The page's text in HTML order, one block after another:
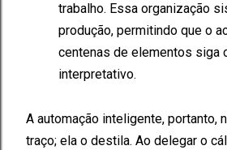
trabalho. Essa organização
produção, permitindo que o
centenas de elementos siga
interpretativo.
A automação inteligente, portanto,
traço; ela o destila. Ao delegar o